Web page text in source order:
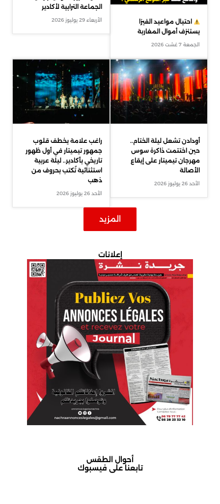
احتيال مواعيد الفيزا
يستنزف أموال المغاربة
الجمعة 7 غشت 2026
الجماعة الترابية لأكادير
الأربعاء 29 يوليوز 2026
أودادن تشعل ليلة الختام..
حين اختتمت ذاكرة سوس
مهرجان تيميتار على إيقاع
الأصالة
الأحد 26 يوليوز 2026
راغب علامة يخطف قلوب
جمهور تيميتار في أول ظهور
تاريخي بأكادير.. ليلة عربية
استثنائية تُكتب بحروف من
ذهب
الأحد 26 يوليوز 2026
المزيد
إعلانات
أحوال الطقس
أكادير حالة الطقستابعنا على فيسبوك